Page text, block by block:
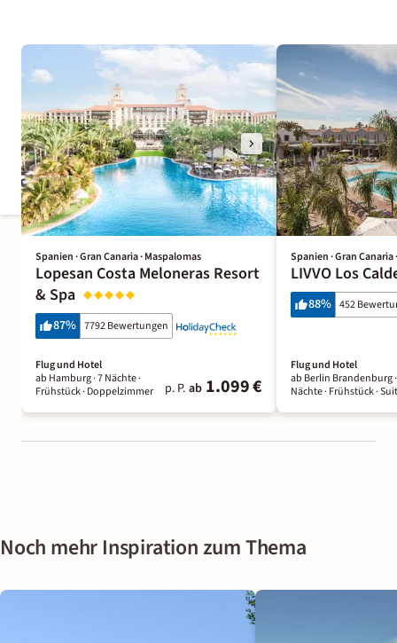
Spanien · Gran Canaria · Maspalomas
Lopesan Costa Meloneras Resort
& Spa
87% 7792 Bewertungen
Flug und Hotel
ab Hamburg ·7 Nächte·
Frühstück· Doppelzimmer p. P. ab 1.099 €
Spanien · Gran Canaria
LIVVO Los
88% 452
Flug und Hotel
ab Berlin Brandenburg
Nächte· Frühstück·
Noch mehr Inspiration zum Thema